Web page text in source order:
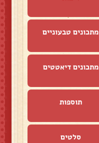
מתכונים טבעוניים
מתכונים דיאטטים
תוספות
סלטים